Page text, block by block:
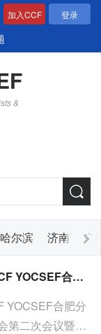
加入CCF 登录
&
哈尔滨 济南 广
聚势启新 共赴星程：CCF YOCSEF合肥召开第十五届学术委员会第二次会议
YOCSEF合肥分
第二次会议暨换